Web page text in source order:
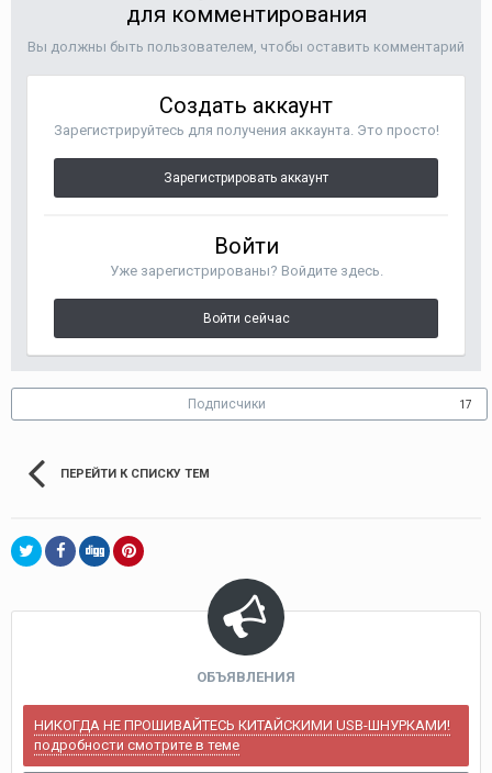
для комментирования
Вы должны быть пользователем, чтобы оставить комментарий
Создать аккаунт
Зарегистрируйтесь для получения аккаунта. Это просто!
Зарегистрировать аккаунт
Войти
Уже зарегистрированы? Войдите здесь.
Войти сейчас
Подписчики 17
ПЕРЕЙТИ К СПИСКУ ТЕМ
ОБЪЯВЛЕНИЯ
НИКОГДА НЕ ПРОШИВАЙТЕСЬ КИТАЙСКИМИ USB-ШНУРКАМИ!
подробности смотрите в теме